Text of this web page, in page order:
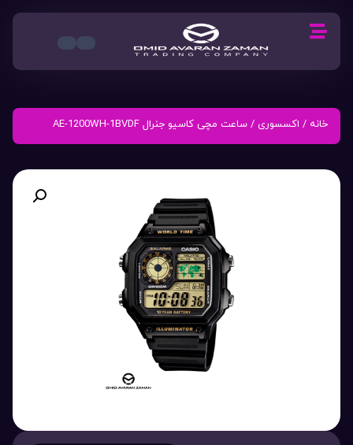
خانه / اکسسوری / ساعت مچی کاسیو جنرال AE-1200WH-1BVDF